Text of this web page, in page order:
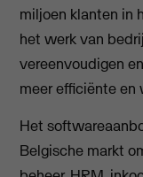
miljoen klanten in
het werk van
vereenvoudigen
meer efficiënte en
Het
Belgische markt